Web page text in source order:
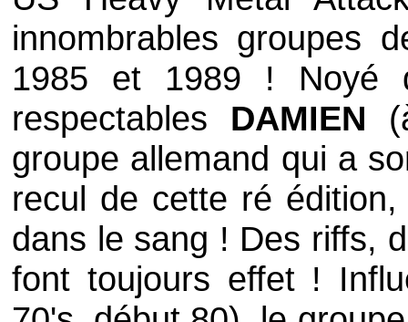
innombrables groupes
1985 et 1989 ! Noyé
respectables DAMIEN
groupe allemand qui a
recul de cette ré
dans le sang ! Des riffs,
font toujours effet !